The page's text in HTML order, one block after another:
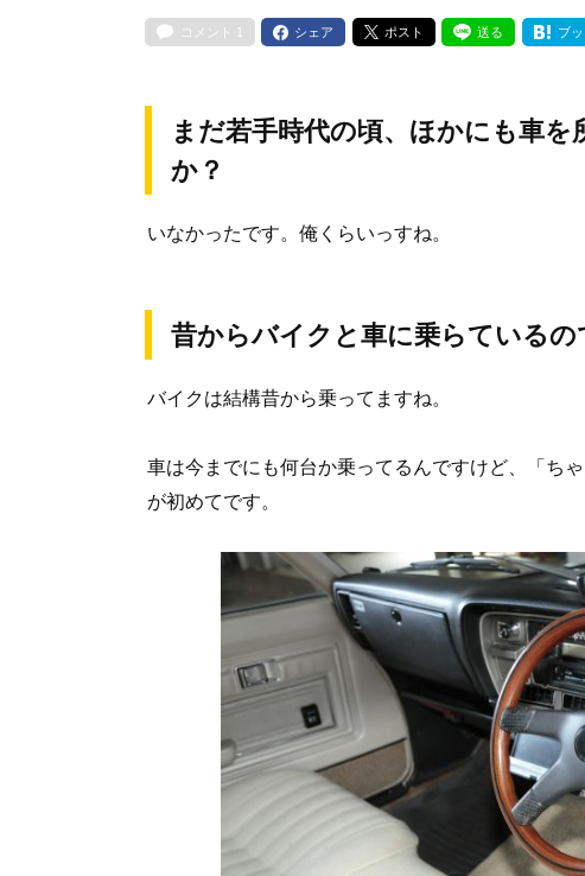
コメント 1 シェア ポスト 送る ブ
まだ若手時代の頃、ほかにも車
か？
いなかったです。俺くらいっすね。
昔からバイクと車に乗らているの
バイクは結構昔から乗ってますね。
車は今までにも何台か乗ってるんですけど、「ち
が初めてです。